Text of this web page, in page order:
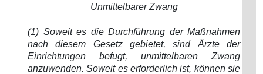
Unmittelbarer Zwang
(1) Soweit es die Durchführung der Maßnahmen
nach diesem Gesetz gebietet, sind Ärzte der
Einrichtungen befugt, unmittelbaren Zwang
anzuwenden. Soweit es erforderlich ist, können sie